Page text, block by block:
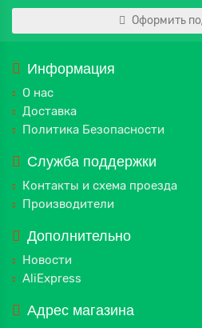
Оформить
Информация
О нас
Доставка
Политика Безопасности
Служба поддержки
Контакты и схема проезда
Производители
Дополнительно
Новости
AliExpress
Адрес магазина